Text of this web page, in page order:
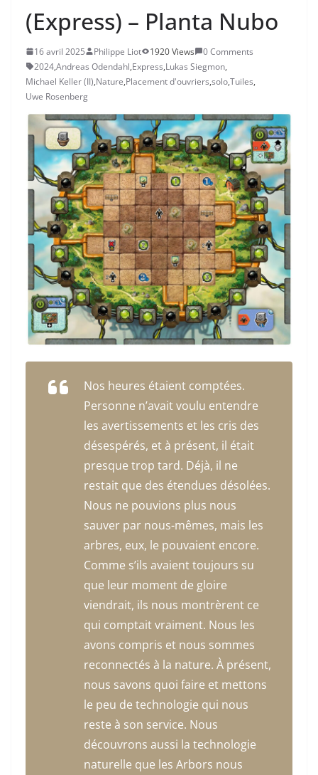
(Express) – Planta Nubo
16 avril 2025 Philippe Liot 1920 Views
0 Comments
2024,Andreas Odendahl,Express,Lukas Siegmon,
Michael Keller (II),Nature,Placement d'ouvriers,solo,Tuiles,
Uwe Rosenberg
Nos heures étaient comptées.
Personne n’avait voulu entendre
les avertissements et les cris des
désespérés, et à présent, il était
presque trop tard. Déjà, il ne
restait que des étendues désolées.
Nous ne pouvions plus nous
sauver par nous-mêmes, mais les
arbres, eux, le pouvaient encore.
Comme s’ils avaient toujours su
que leur moment de gloire
viendrait, ils nous montrèrent ce
qui comptait vraiment. Nous les
avons compris et nous sommes
reconnectés à la nature. À présent,
nous savons quoi faire et mettons
le peu de technologie qui nous
reste à son service. Nous
découvrons aussi la technologie
naturelle que les Arbors nous